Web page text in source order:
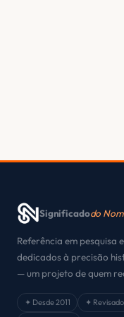
Significadodo
Referência em pesquisa
dedicados à precisão
— um projeto de quem
✦ Desde 2011 ✦